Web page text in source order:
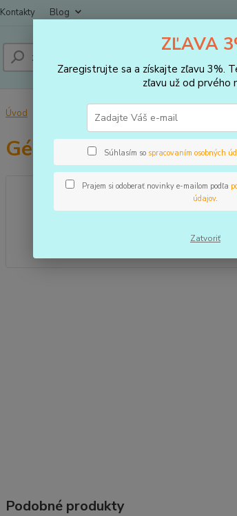
Kontakty Blog
Úvod VLOŽKY DO TOPÁNOK, KOREKTORY
Gélové podpätenky
Podobné produkty
ZĽAVA
Zaregistrujte sa a získajte zľavu 3%.
zľavu už od prvého
Súhlasím so spracovaním osobných
Prajem si odoberať novinky e-mailom podľa
údajov.
Zatvoriť